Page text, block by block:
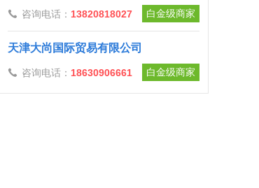
 咨询电话： 13820818027 白金级商家
天津大尚国际贸易有限公司
 咨询电话： 18630906661 白金级商家